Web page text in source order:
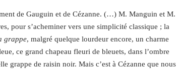
de Gauguin et de Cézanne. (…) M. Manguin et M.
pour s’acheminer vers une simplicité classique ; la
grappe, malgré quelque lourdeur encore, un charme
ce grand chapeau fleuri de bleuets, dans l’ombre
grappe de raisin noir. Mais c’est à Cézanne que nous